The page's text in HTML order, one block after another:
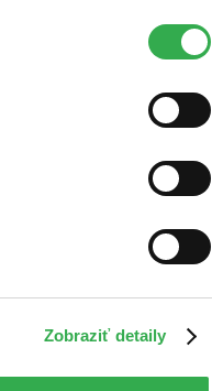
Zobraziť detaily